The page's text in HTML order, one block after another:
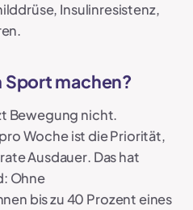
Insulinresistenz,
Sport machen?
Bewegung nicht.
Woche ist die Priorität,
Ausdauer. Das hat
Ohne
bis zu 40 Prozent eines